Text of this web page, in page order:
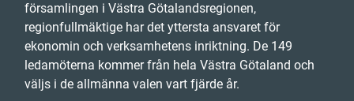
församlingen i Västra Götalandsregionen,
regionfullmäktige har det yttersta ansvaret för
ekonomin och verksamhetens inriktning. De 149
ledamöterna kommer från hela Västra Götaland och
väljs i de allmänna valen vart fjärde år.